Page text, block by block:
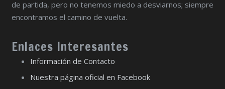
de partida, pero no tenemos miedo a desviarnos; siempre
encontramos el camino de vuelta.
Enlaces Interesantes
Información de Contacto
Nuestra página oficial en Facebook